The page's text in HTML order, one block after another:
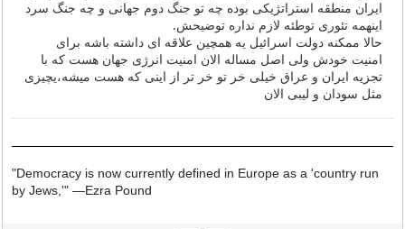
ایران منطقه استراتژیکی بوده چه تو جنگ دوم جهانی و چه جنگ سرد
اینهمه تئوری توطئه لازم نداره توضیحش.
حالا ممکنه دولت اسرائیل یه همچین علاقه ای داشته باشه برای
امنیت خودش ولی اصل مساله الان امنیت انرژی جهان هست که با
تجزیه ایران و عراق خیلی خر تو خر تر از اینی که هست میشه،یچیزی
مثل سودان و لیبی الان
"Democracy is now currently defined in Europe as a 'country run
by Jews,'"—Ezra Pound